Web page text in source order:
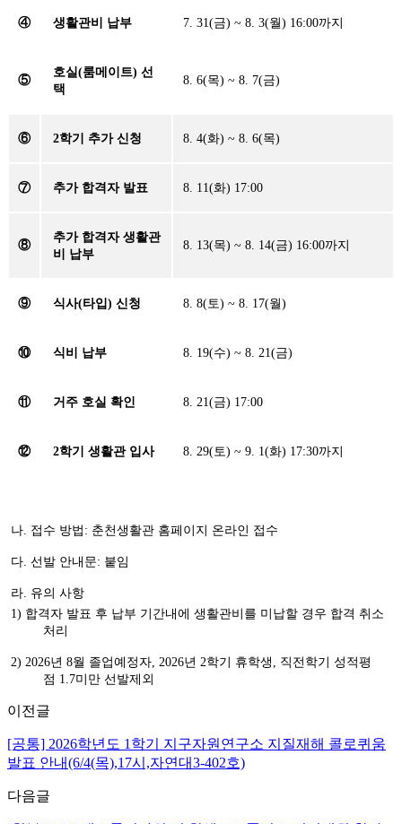
④ 생활관비 납부 7. 31(금) ~ 8. 3(월) 16:00까지
⑤
호실(룸메이트) 선
택
8. 6(목) ~ 8. 7(금)
⑥ 2학기 추가 신청 8. 4(화) ~ 8. 6(목)
⑦ 추가 합격자 발표 8. 11(화) 17:00
⑧
추가 합격자 생활관
비 납부
8. 13(목) ~ 8. 14(금) 16:00까지
⑨ 식사(타입) 신청 8. 8(토) ~ 8. 17(월)
⑩ 식비 납부 8. 19(수) ~ 8. 21(금)
⑪ 거주 호실 확인 8. 21(금) 17:00
⑫ 2학기 생활관 입사 8. 29(토) ~ 9. 1(화) 17:30까지
나. 접수 방법: 춘천생활관 홈페이지 온라인 접수
다. 선발 안내문: 붙임
라. 유의 사항
1) 합격자 발표 후 납부 기간내에 생활관비를 미납할 경우 합격 취소
처리
2) 2026년 8월 졸업예정자, 2026년 2학기 휴학생, 직전학기 성적평
점 1.7미만 선발제외
이전글
[공통] 2026학년도 1학기 지구자원연구소 지질재해 콜로퀴움
발표 안내(6/4(목),17시,자연대3-402호)
다음글